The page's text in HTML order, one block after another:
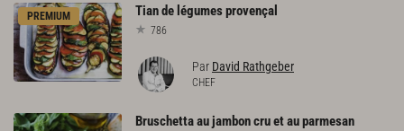
PREMIUM Tiande légumesprovençal
786
Par David Rathgeber
CHEF
Bruschettaaujamboncruetauparmesan